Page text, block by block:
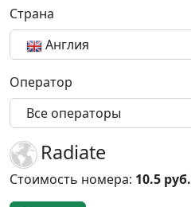
Страна
Англия
Оператор
Все операторы
Radiate
Стоимость номера: 10.5 руб.